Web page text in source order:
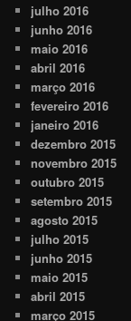
julho 2016
junho 2016
maio 2016
abril 2016
março 2016
fevereiro 2016
janeiro 2016
dezembro 2015
novembro 2015
outubro 2015
setembro 2015
agosto 2015
julho 2015
junho 2015
maio 2015
abril 2015
março 2015